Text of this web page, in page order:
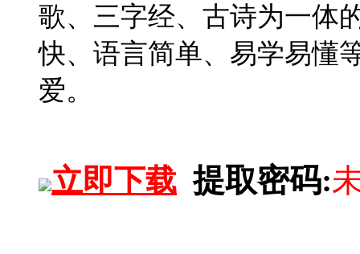
歌、三字经、古诗为一体
快、语言简单、易学易懂
爱。
立即下载 提取密码: